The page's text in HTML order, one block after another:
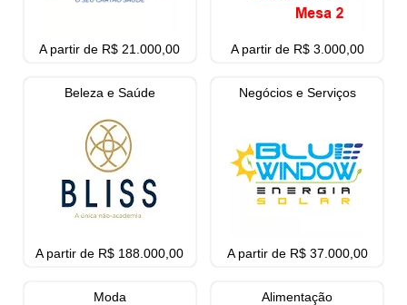
A partir de R$ 21.000,00 A partir de R$ 3.000,00
Beleza e Saúde
A partir de R$ 188.000,00
Negócios e Serviços
A partir de R$ 37.000,00
Moda Alimentação